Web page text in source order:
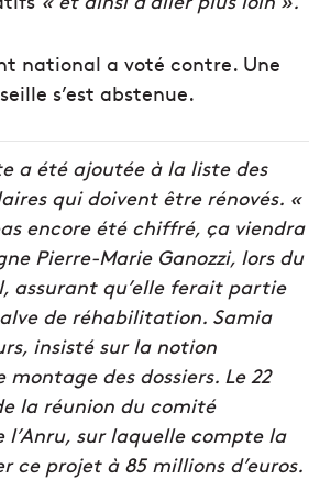
national a voté contre. Une
s’est abstenue.
a été ajoutée à la liste des
qui doivent être rénovés. «
encore été chiffré, ça viendra
Pierre-Marie Ganozzi, lors du
assurant qu’elle ferait partie
de réhabilitation. Samia
insisté sur la notion
montage des dossiers. Le 22
la réunion du comité
l’Anru, sur laquelle compte la
ce projet à 85 millions d’euros.